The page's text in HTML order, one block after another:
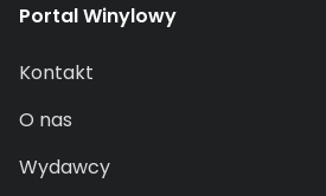
Portal Winylowy
Kontakt
O nas
Wydawcy